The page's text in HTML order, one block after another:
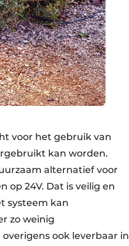
voor het gebruik van
kan worden.
alternatief voor
24V. Dat is veilig en
systeem kan
zo weinig
ook leverbaar in